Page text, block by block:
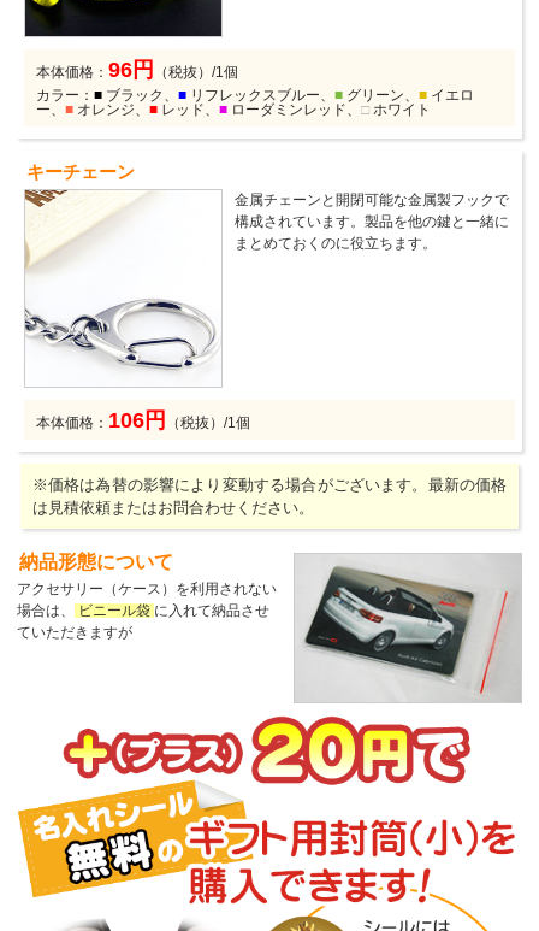
本体価格：96円
（税抜）/1個
カラー：■ ブラック、■ リフレックスブルー、■ グリーン、■ イエロ
ー、■ オレンジ、■ レッド、■ ローダミンレッド、□ ホワイト
キーチェーン
金属チェーンと開閉可能な金属製フックで
構成されています。製品を他の鍵と一緒に
まとめておくのに役立ちます。
本体価格： 106円 （税抜）/1個
※価格は為替の影響により変動する場合がございます。最新の価格
は見積依頼またはお問合わせください。
納品形態について
アクセサリー（ケース）を利用されない
場合は、
ビニール袋 に入れて納品させ
ていただきますが